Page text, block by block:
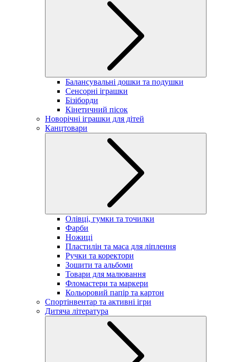
Балансувальні дошки та подушки
Сенсорні іграшки
Бізіборди
Кінетичний пісок
Новорічні іграшки для дітей
Канцтовари
Олівці, гумки та точилки
Фарби
Ножиці
Пластилін та маса для ліплення
Ручки та коректори
Зошити та альбоми
Товари для малювання
Фломастери та маркери
Кольоровий папір та картон
Спортінвентар та активні ігри
Дитяча література